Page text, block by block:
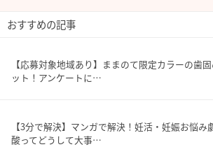
おすすめの記事
【応募対象地域あり】ままのて限定カラーの歯
ット！アンケートに…
【3分で解決】マンガで解決！妊活・妊娠お悩み
酸ってどうして大事…